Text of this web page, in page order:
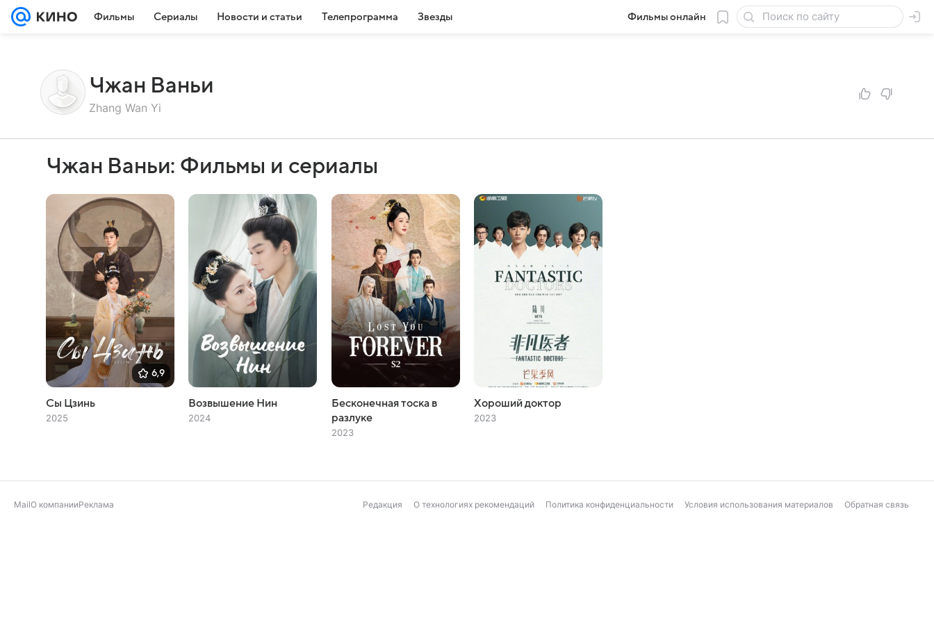
Фильмы Сериалы Новости и статьи Телепрограмма Звезды Фильмы онлайн
Чжан Ваньи
Zhang Wan Yi
Чжан Ваньи: Фильмы и сериалы
6,9
Сы Цзинь
2025
Возвышение Нин
2024
Бесконечная тоска в
разлуке
2023
Хороший доктор
2023
MailО компанииРеклама Редакция О технологиях рекомендаций Политика конфиденциальности Условия использования материалов Обратная связь